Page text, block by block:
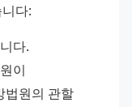
다:
다.
이
법원의 관할